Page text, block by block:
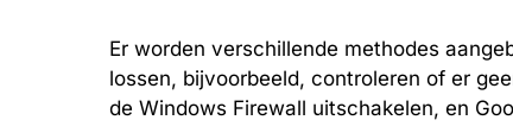
Er worden verschillende methodes
lossen, bijvoorbeeld, controleren of er
de Windows Firewall uitschakelen, en